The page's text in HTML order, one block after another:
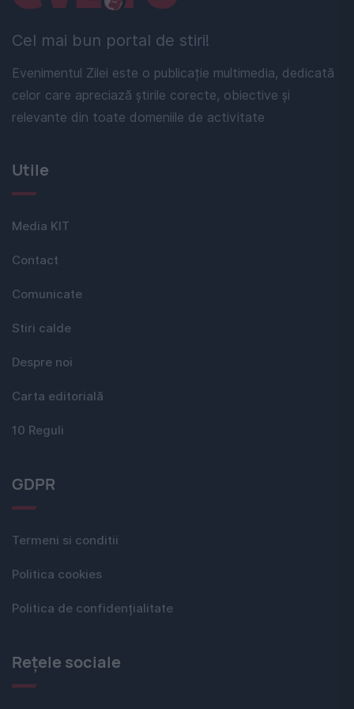
Cel mai bun portal de stiri!
Evenimentul Zilei este o publicație multimedia, dedicată
celor care apreciază știrile corecte, obiective și
relevante din toate domeniile de activitate
Utile
Media KIT
Contact
Comunicate
Stiri calde
Despre noi
Carta editorială
10 Reguli
GDPR
Termeni si conditii
Politica cookies
Politica de confidențialitate
Rețele sociale